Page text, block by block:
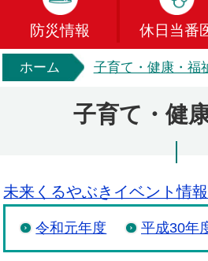
防災情報 休日当番
ホーム 子育て・健康・福
子育て・健
未来くるやぶきイベント情報
令和元年度 平成30年